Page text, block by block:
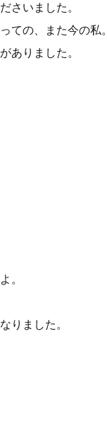
さいました。
ての、また今の私。
ありました。
。
りました。